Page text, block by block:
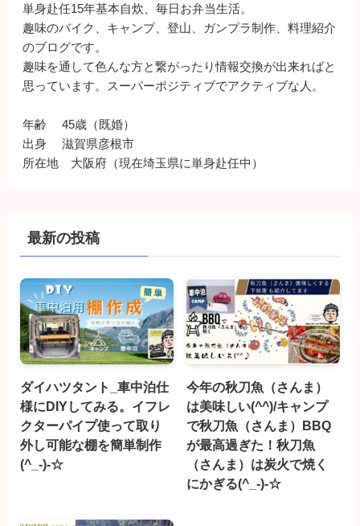
単身赴任15年基本自炊、毎日お弁当生活。
趣味のバイク、キャンプ、登山、ガンプラ制作、料理紹介
のブログです。
趣味を通して色んな方と繋がったり情報交換が出来ればと
思っています。スーパーポジティブでアクティブな人。
年齢 45歳（既婚）
出身 滋賀県彦根市
所在地 大阪府（現在埼玉県に単身赴任中）
最新の投稿
ダイハツタント_車中泊仕
様にDIYしてみる。イフレ
クターパイプ使って取り
外し可能な棚を簡単制作
(^_-)-☆
今年の秋刀魚（さんま）
は美味しい(^^)/キャンプ
で秋刀魚（さんま）BBQ
が最高過ぎた！秋刀魚
（さんま）は炭火で焼く
にかぎる(^_-)-☆